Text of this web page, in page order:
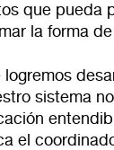
que pueda
la forma
sistema
el